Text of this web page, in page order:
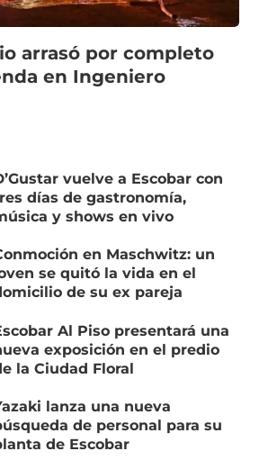
arrasó por completo
en Ingeniero
vuelve a Escobar con
días de gastronomía,
y shows en vivo
en Maschwitz: un
se quitó la vida en el
de su ex pareja
Al Piso presentará una
exposición en el predio
la Ciudad Floral
lanza una nueva
de personal para su
de Escobar